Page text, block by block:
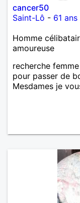
cancer50
Saint-Lô - 61 ans
Homme
amoureuse
recherche
pour passer de
Mesdames je